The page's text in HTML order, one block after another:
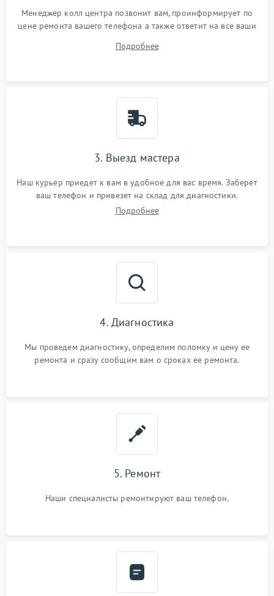
Менеджер колл центра позвонит вам, проинформирует по
цене ремонта вашего телефона а также ответит на все ваши
Подробнее
3. Выезд мастера
Наш курьер приедет к вам в удобное для вас время. Заберет
ваш телефон и привезет на склад для диагностики.
Подробнее
4. Диагностика
Мы проведем диагностику, определим поломку и цену ее
ремонта и сразу сообщим вам о сроках ее ремонта.
5. Ремонт
Наши специалисты ремонтируют ваш телефон.